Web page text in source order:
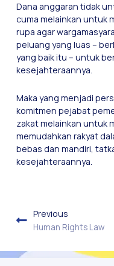
Dana anggaran tidak
cuma melainkan untuk
rupa agar
peluang yang luas –
yang baik itu – untuk
kesejahteraannya.
Maka yang menjadi
komitmen pejabat
zakat melainkan untuk
memudahkan rakyat
bebas dan mandiri,
kesejahteraannya.
Previous
Human Rights Law